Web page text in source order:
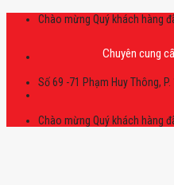
Skip
Chào mừng Quý khách hàng
Chuyên cung cấp
Số 69 -71 Phạm Huy Thông, P.
Chào mừng Quý khách hàng